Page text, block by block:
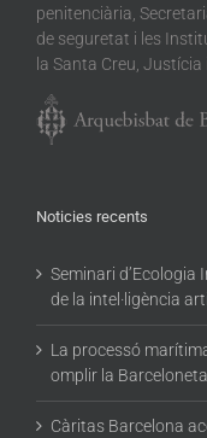
penitenciària,
de seguretat i les
la Santa Creu,
Noticies recents
Seminari
de la intel·ligència
La processó
omplir la Barceloneta
Càritas Barcelona